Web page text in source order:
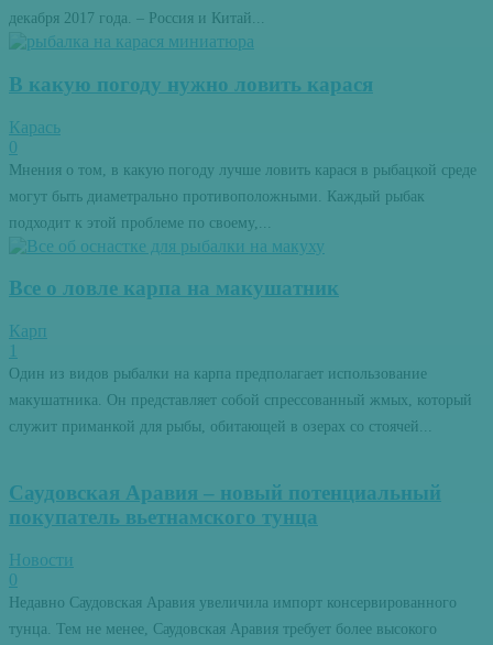
декабря 2017 года. – Россия и Китай...
В какую погоду нужно ловить карася
Карась
0
Мнения о том, в какую погоду лучше ловить карася в рыбацкой среде
могут быть диаметрально противоположными. Каждый рыбак
подходит к этой проблеме по своему,...
Все о ловле карпа на макушатник
Карп
1
Один из видов рыбалки на карпа предполагает использование
макушатника. Он представляет собой спрессованный жмых, который
служит приманкой для рыбы, обитающей в озерах со стоячей...
Саудовская Аравия – новый потенциальный
покупатель вьетнамского тунца
Новости
0
Недавно Саудовская Аравия увеличила импорт консервированного
тунца. Тем не менее, Саудовская Аравия требует более высокого